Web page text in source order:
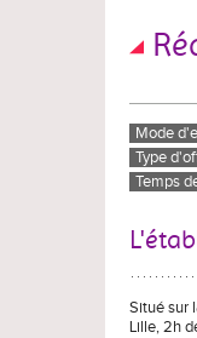
Mode
Type
Temps
Situé sur
Lille, 2h